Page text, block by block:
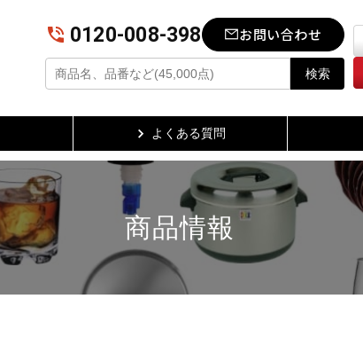
0120-008-398 お問い合わせ
検索
よくある質問
商品情報